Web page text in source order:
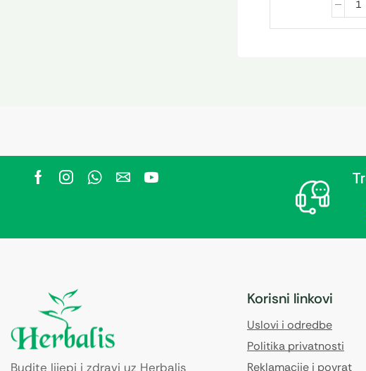
Budite lijepi i zdravi uz Herbalis
Korisni linkovi
Uslovi i odredbe
Politika privatnosti
Reklamacije i povrat